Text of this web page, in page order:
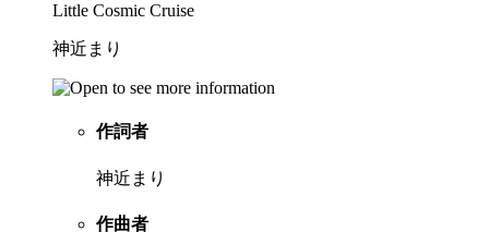
Little Cosmic Cruise
神近まり
作詞者
神近まり
作曲者